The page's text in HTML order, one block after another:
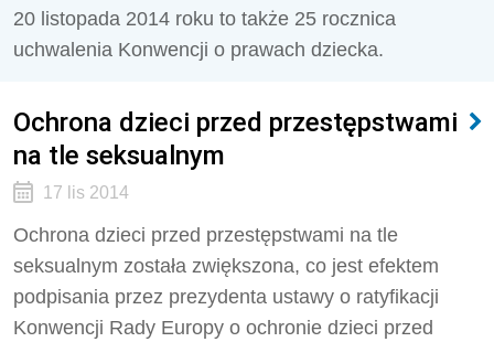
20 listopada 2014 roku to także 25 rocznica
uchwalenia Konwencji o prawach dziecka.
Ochrona dzieci przed przestępstwami
na tle seksualnym
17 lis 2014
Ochrona dzieci przed przestępstwami na tle
seksualnym została zwiększona, co jest efektem
podpisania przez prezydenta ustawy o ratyfikacji
Konwencji Rady Europy o ochronie dzieci przed